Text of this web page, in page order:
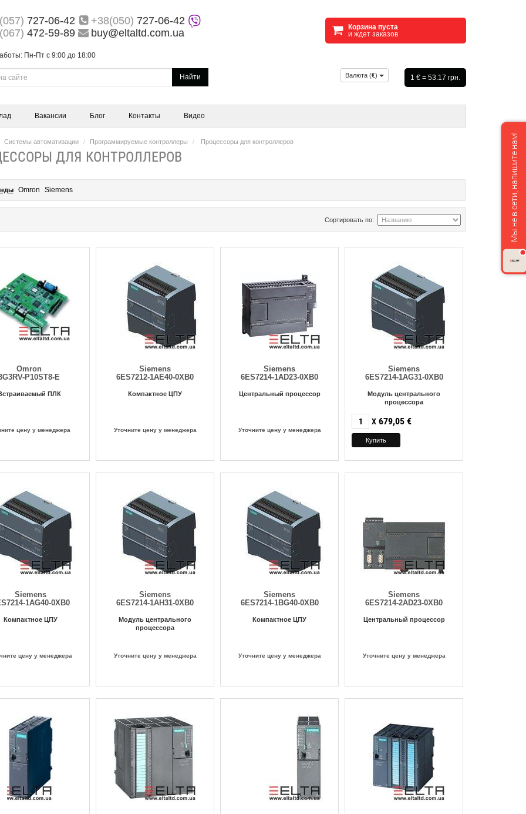
727-06-42 +38(050) 727-06-42
472-59-89 buy@eltaltd.com.ua
Пн-Пт с 9:00 до 18:00
Корзина пуста
и ждет заказов
Найти Валюта (€) 1 € = 53.17 грн.
Вакансии Блог Контакты Видео
Системы автоматизации Программируемые контроллеры Процессоры для контроллеров
ДЛЯ КОНТРОЛЛЕРОВ
Omron Siemens
Сортировать по:
Omron
P10ST8-E
ПЛК
цену у менеджера
Siemens
6ES7212-1AE40-0XB0
Компактное ЦПУ
Уточните цену у менеджера
Siemens
6ES7214-1AD23-0XB0
Центральный процессор
Уточните цену у менеджера
Siemens
6ES7214-1AG31-0XB0
Модуль центрального
процессора
X 679,05 €
Siemens
1AG40-0XB0
Компактное ЦПУ
цену у менеджера
Siemens
6ES7214-1AH31-0XB0
Модуль центрального
процессора
Уточните цену у менеджера
Siemens
6ES7214-1BG40-0XB0
Компактное ЦПУ
Уточните цену у менеджера
Siemens
6ES7214-2AD23-0XB0
Центральный процессор
Уточните цену у менеджера
Мы не в сети, напишите нам!